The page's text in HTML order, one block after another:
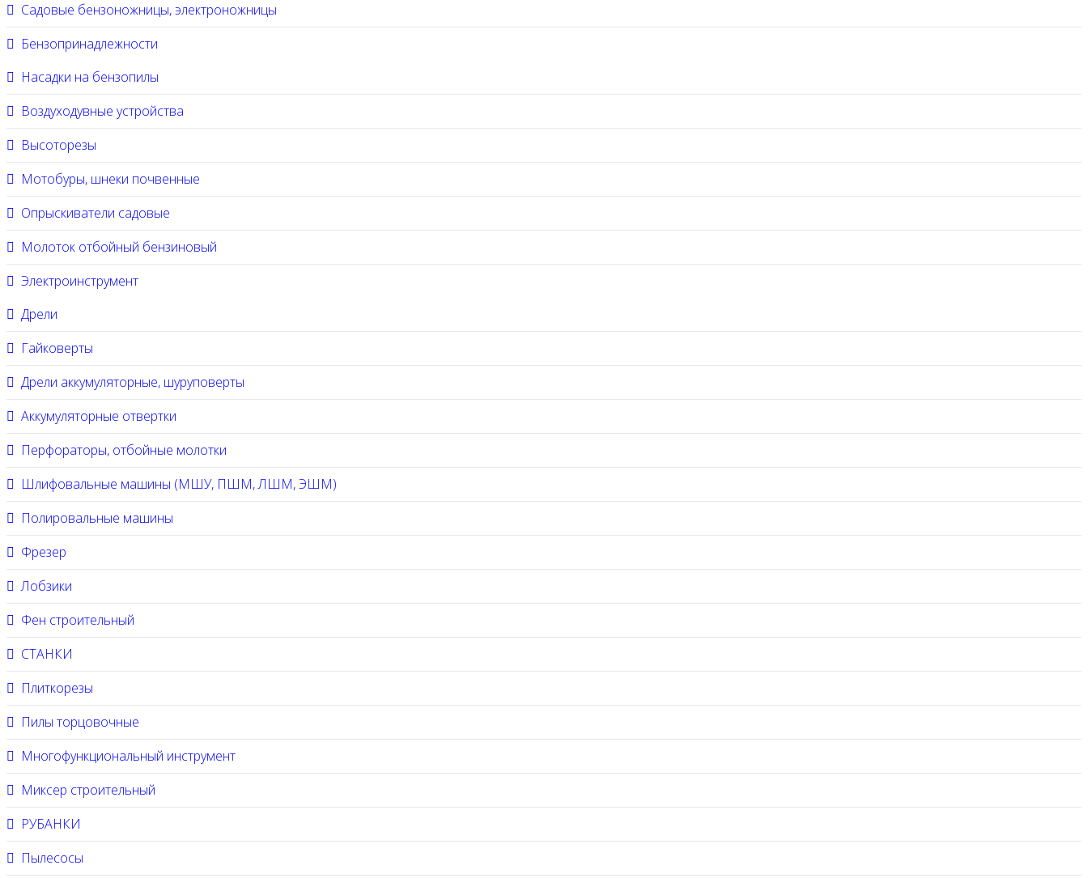
Садовые бензоножницы, электроножницы
Бензопринадлежности
Насадки на бензопилы
Воздуходувные устройства
Высоторезы
Мотобуры, шнеки почвенные
Опрыскиватели садовые
Молоток отбойный бензиновый
Электроинструмент
Дрели
Гайковерты
Дрели аккумуляторные, шуруповерты
Аккумуляторные отвертки
Перфораторы, отбойные молотки
Шлифовальные машины (МШУ, ПШМ, ЛШМ, ЭШМ)
Полировальные машины
Фрезер
Лобзики
Фен строительный
СТАНКИ
Плиткорезы
Пилы торцовочные
Многофункциональный инструмент
Миксер строительный
РУБАНКИ
Пылесосы